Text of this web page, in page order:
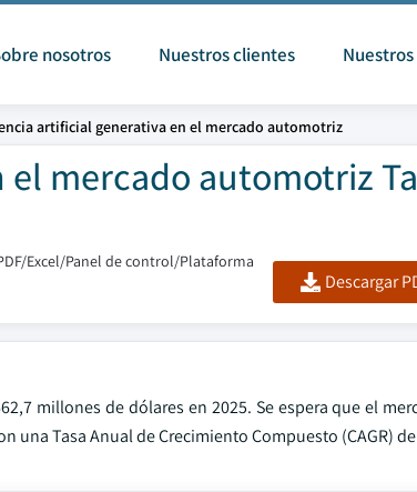
nosotros Nuestros clientes
artificial generativa en el mercado automotriz
mercado automotriz
Excel/Panel de control/Plataforma
Descargar
millones de dólares en 2025. Se espera que el
una Tasa Anual de Crecimiento Compuesto (CAGR)